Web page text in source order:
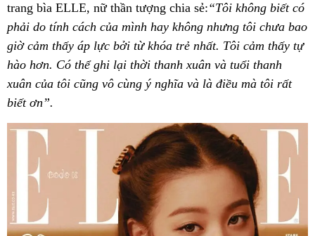
trang bìa ELLE, nữ thần tượng chia sẻ:“Tôi không biết có
phải do tính cách của mình hay không nhưng tôi chưa bao
giờ cảm thấy áp lực bởi từ khóa trẻ nhất. Tôi cảm thấy tự
hào hơn. Có thể ghi lại thời thanh xuân và tuổi thanh
xuân của tôi cũng vô cùng ý nghĩa và là điều mà tôi rất
biết ơn”.